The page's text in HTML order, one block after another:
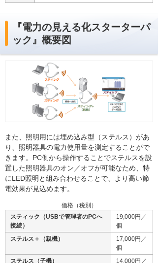
『電力の見える化スターターパ
ック』概要図
また、照明用には埋め込み型（ステルス）があ
り、照明器具の電力使用量を測定することがで
きます。PC側から操作することでステルスを設
置した照明器具のオン／オフが可能なため、特
にLED照明と組み合わせることで、より高い節
電効果が見込めます。
価格（税別）
スティック（USBで管理者のPCへ
接続）
19,000円／
個
ステルス＋（親機）
17,000円／
個
ステルス（子機）
14,000円／